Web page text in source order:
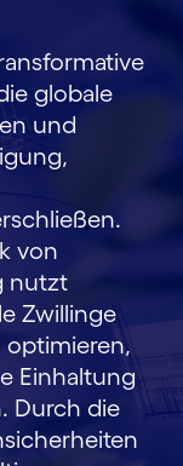
globale
und
von
nutzt
Zwillinge
optimieren,
Einhaltung
Durch die